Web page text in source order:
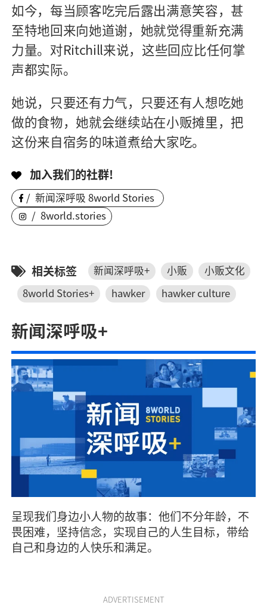
如今，每当顾客吃完后露出满意笑容，甚
至特地回来向她道谢，她就觉得重新充满
力量。对Ritchill来说，这些回应比任何掌
声都实际。
她说，只要还有力气，只要还有人想吃她
做的食物，她就会继续站在小贩摊里，把
这份来自宿务的味道煮给大家吃。
加入我们的社群!
/ 新闻深呼吸 8world Stories
/ 8world.stories
相关标签 新闻深呼吸+ 小贩
小贩文化
8world Stories+
hawker hawker culture
新闻深呼吸+
呈现我们身边小人物的故事：他们不分年龄，不
畏困难，坚持信念，实现自己的人生目标，带给
自己和身边的人快乐和满足。
ADVERTISEMENT